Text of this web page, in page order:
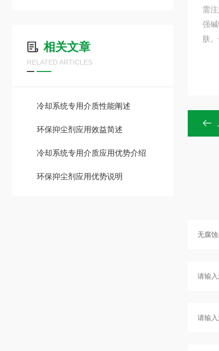
相关文章
RELATED ARTICLES
冷却系统专用介质性能阐述
环保抑尘剂应用效益简述
冷却系统专用介质应用优势介绍
环保抑尘剂应用优势说明
需
强
肤